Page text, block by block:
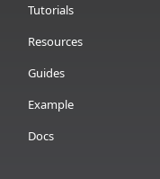
Tutorials
Resources
Guides
Example
Docs